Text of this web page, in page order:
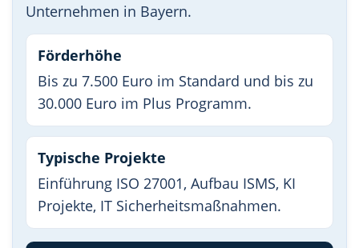
Unternehmen in Bayern.
Förderhöhe
Bis zu 7.500 Euro im Standard und bis zu
30.000 Euro im Plus Programm.
Typische Projekte
Einführung ISO 27001, Aufbau ISMS, KI
Projekte, IT Sicherheitsmaßnahmen.